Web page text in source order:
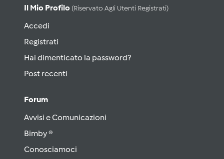
Il Mio Profilo (riservato Agli Utenti Registrati)
Accedi
Registrati
Hai dimenticato la password?
Post recenti
Forum
Avvisi e Comunicazioni
Bimby ®
Conosciamoci